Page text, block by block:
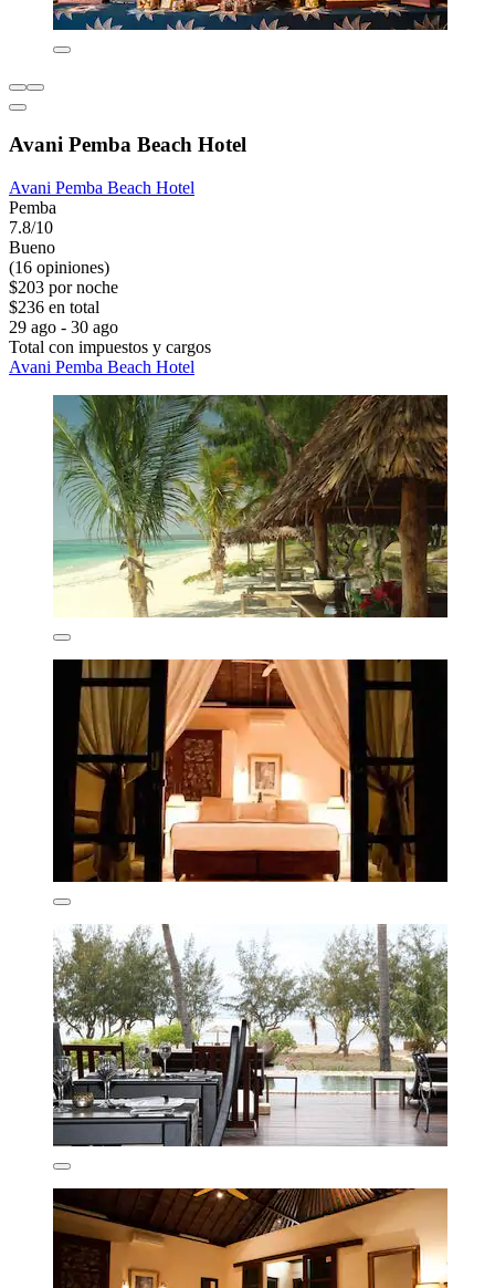
Avani Pemba Beach Hotel
Avani Pemba Beach Hotel
Pemba
7.8/10
Bueno
(16 opiniones)
$203 por noche
$236 en total
29 ago - 30 ago
Total con impuestos y cargos
Avani Pemba Beach Hotel